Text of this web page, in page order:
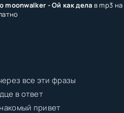
moonwalker - Ой как дела в mp3
все эти фразы
в ответ
привет